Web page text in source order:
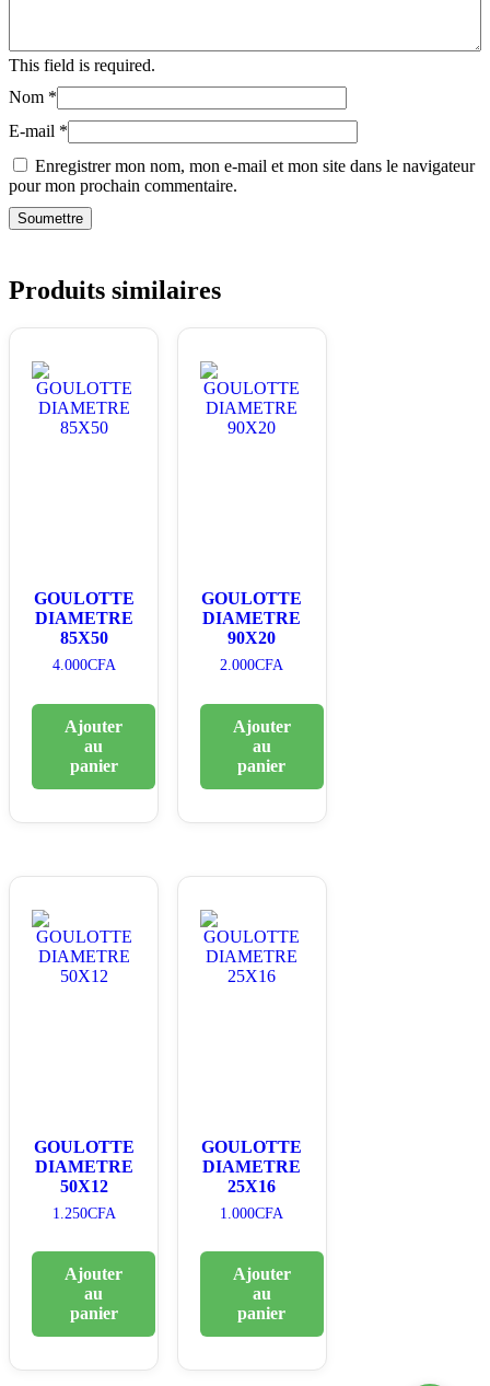
This field is required.
Nom *
E-mail *
Enregistrer mon nom, mon e-mail et mon site dans le navigateur
pour mon prochain commentaire.
Produits similaires
GOULOTTE
DIAMETRE
85X50
4.000CFA
Ajouter
au
panier
GOULOTTE
DIAMETRE
90X20
2.000CFA
Ajouter
au
panier
GOULOTTE
DIAMETRE
50X12
1.250CFA
Ajouter
au
panier
GOULOTTE
DIAMETRE
25X16
1.000CFA
Ajouter
au
panier